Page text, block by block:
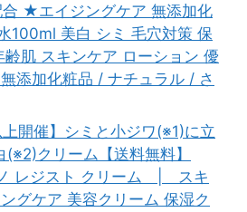
合 ★エイジングケア 無添加化
100ml 美白 シミ 毛穴対策 保
肌 スキンケア ローション 優
添加化粧品 / ナチュラル / さ
上開催】シミと小ジワ(※1)に立
クリーム【送料無料】
ノ レジスト クリーム | スキ
グケア 美容クリーム 保湿ク